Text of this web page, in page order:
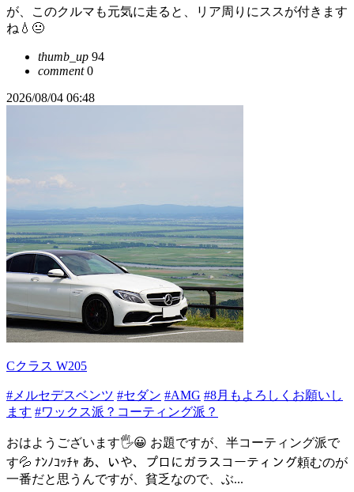
が、このクルマも元気に走ると、リア周りにススが付きます
ね💧😐️
thumb_up 94
comment0
2026/08/04 06:48
Cクラス W205
#メルセデスベンツ #セダン #AMG #8月もよろしくお願いし
ます #ワックス派？コーティング派？
おはようございます🖐😀 お題ですが、半コーティング派で
す💦 ﾅﾝﾉｺｯﾁｬ あ、いや、プロにガラスコーティング頼むのが
一番だと思うんですが、貧乏なので、ぶ...